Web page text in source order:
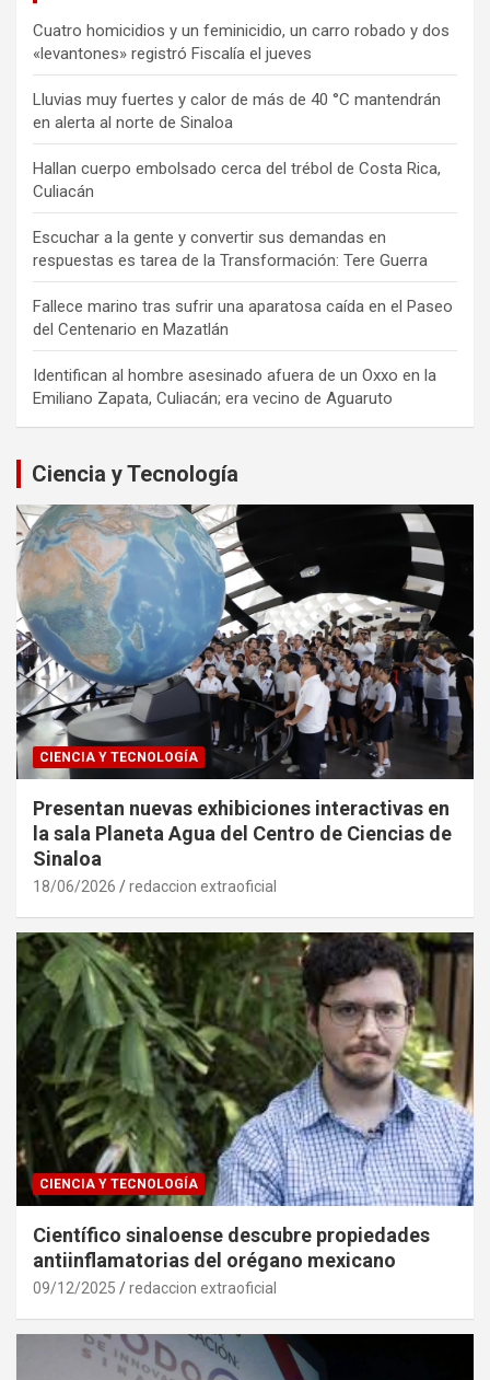
Cuatro homicidios y un feminicidio, un carro robado y dos
«levantones» registró Fiscalía el jueves
Lluvias muy fuertes y calor de más de 40 °C mantendrán
en alerta al norte de Sinaloa
Hallan cuerpo embolsado cerca del trébol de Costa Rica,
Culiacán
Escuchar a la gente y convertir sus demandas en
respuestas es tarea de la Transformación: Tere Guerra
Fallece marino tras sufrir una aparatosa caída en el Paseo
del Centenario en Mazatlán
Identifican al hombre asesinado afuera de un Oxxo en la
Emiliano Zapata, Culiacán; era vecino de Aguaruto
Ciencia y Tecnología
CIENCIA Y TECNOLOGÍA
Presentan nuevas exhibiciones interactivas en
la sala Planeta Agua del Centro de Ciencias de
Sinaloa
18/06/2026 redaccion extraoficial
CIENCIA Y TECNOLOGÍA
Científico sinaloense descubre propiedades
antiinflamatorias del orégano mexicano
09/12/2025 redaccion extraoficial